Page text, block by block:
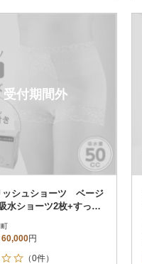
受付期間外
ッシュショーツ ベージ
ショーツ2枚+すっぽ
60,000円
（0件）